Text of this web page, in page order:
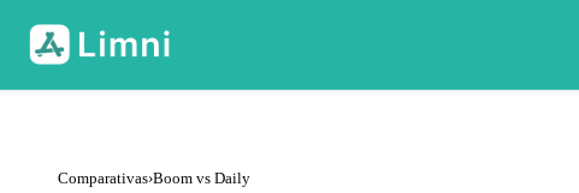
Comparativas›Boom vs Daily